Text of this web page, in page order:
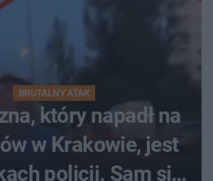
BRUTALNY ATAK
który napadł na
w Krakowie, jest
policji. Sam się